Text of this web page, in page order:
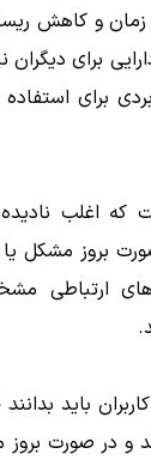
زمان و کاهش
برای دیگران
برای استفاده
اغلب نادیده
بروز مشکل
ارتباطی
باید بدانند
و در صورت بروز